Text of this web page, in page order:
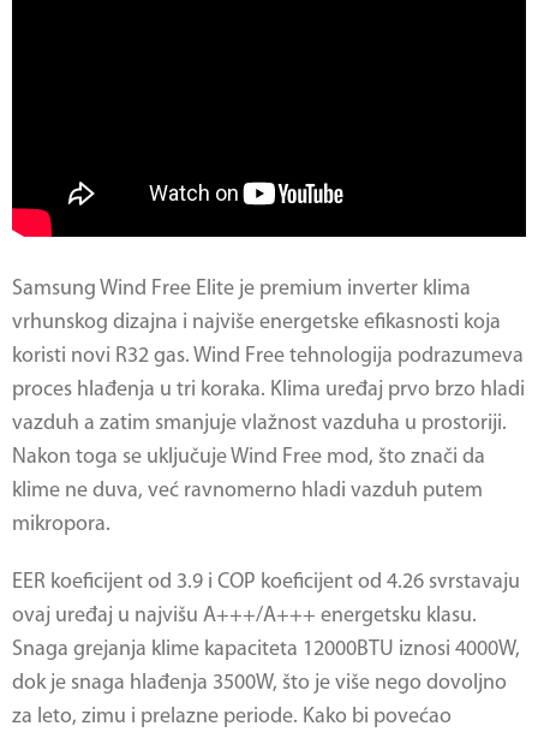
Samsung Wind Free Elite je premium inverter klima
vrhunskog dizajna i najviše energetske efikasnosti koja
koristi novi R32 gas. Wind Free tehnologija podrazumeva
proces hlađenja u tri koraka. Klima uređaj prvo brzo hladi
vazduh a zatim smanjuje vlažnost vazduha u prostoriji.
Nakon toga se uključuje Wind Free mod, što znači da
klime ne duva, već ravnomerno hladi vazduh putem
mikropora.
EER koeficijent od 3.9 i COP koeficijent od 4.26 svrstavaju
ovaj uređaj u najvišu A+++/A+++ energetsku klasu.
Snaga grejanja klime kapaciteta 12000BTU iznosi 4000W,
dok je snaga hlađenja 3500W, što je više nego dovoljno
za leto, zimu i prelazne periode. Kako bi povećao